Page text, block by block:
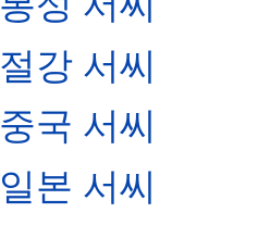
절강 서씨
중국 서씨
일본 서씨